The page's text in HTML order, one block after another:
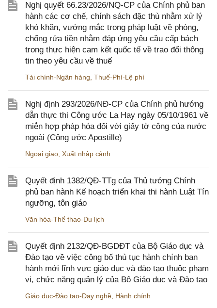
Nghị quyết 66.23/2026/NQ-CP của Chính phủ ban
hành các cơ chế, chính sách đặc thù nhằm xử lý
khó khăn, vướng mắc trong pháp luật về phòng,
chống rửa tiền nhằm đáp ứng yêu cầu cấp bách
trong thực hiện cam kết quốc tế về trao đổi thông
tin theo yêu cầu về thuế
Tài chính-Ngân hàng Thuế-Phí-Lệ phí
Nghị định 293/2026/NĐ-CP của Chính phủ hướng
dẫn thực thi Công ước La Hay ngày 05/10/1961 về
miễn hợp pháp hóa đối với giấy tờ công của nước
ngoài (Công ước Apostille)
Ngoại giao Xuất nhập cảnh
Quyết định 1382/QĐ-TTg của Thủ tướng Chính
phủ ban hành Kế hoạch triển khai thi hành Luật Tín
ngưỡng, tôn giáo
Văn hóa-Thể thao-Du lịch
Quyết định 2132/QĐ-BGDĐT của Bộ Giáo dục và
Đào tạo về việc công bố thủ tục hành chính ban
hành mới lĩnh vực giáo dục và đào tạo thuộc phạm
vi, chức năng quản lý của Bộ Giáo dục và Đào tạo
Giáo dục-Đào tạo-Dạy nghề Hành chính